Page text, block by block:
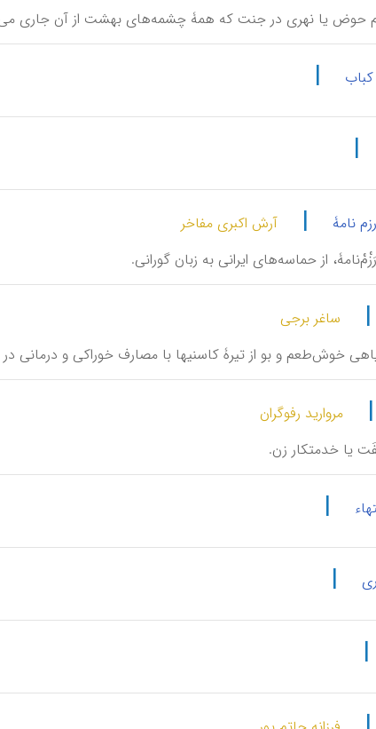
حوض یا نهری در جنت که همۀ چشمه‌های بهشت از آن جاری
کباب |
|
نامۀ |
آرش اکبری مفاخر
از حماسه‌های ایرانی به زبان گورانی.
|
ساغر برجی
خوش‌طعم و بو از تیرۀ کاسنیها با مصارف خوراکی و درمانی
|
مروارید رفوگران
یا خدمتکار زن.
|
|
|